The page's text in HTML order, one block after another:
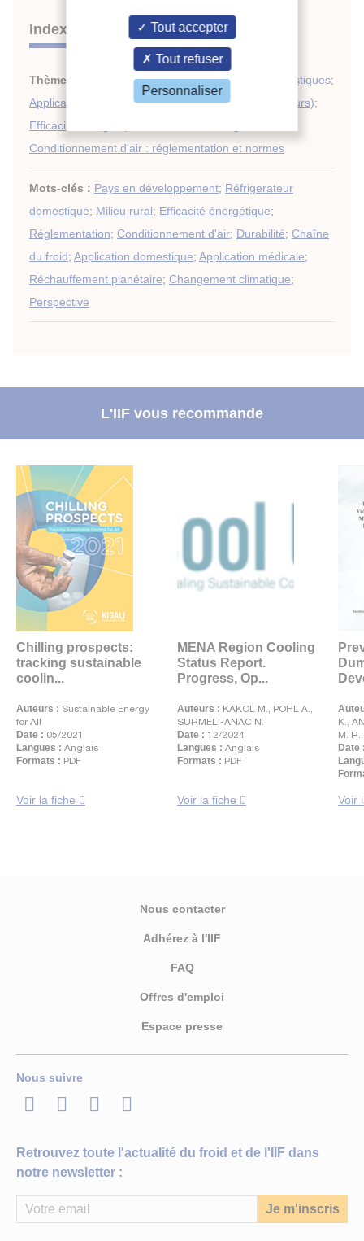
Indexation
Thèmes : Conditionnement d'air : économie et statistiques;
Applications domestiques (réfrigérateurs, congélateurs);
Efficacité energétique, économie d'énergie
Conditionnement d'air : réglementation et normes
Mots-clés : Pays en développement; Réfrigerateur
domestique; Milieu rural; Efficacité énergétique;
Réglementation; Conditionnement d'air; Durabilité; Chaîne
du froid; Application domestique; Application médicale;
Réchauffement planétaire; Changement climatique;
Perspective
L'IIF vous recommande
Chilling prospects:
tracking sustainable
coolin...
Auteurs : Sustainable Energy
for All
Date : 05/2021
Langues : Anglais
Formats : PDF
Voir la fiche
MENA Region Cooling
Status Report.
Progress, Op...
Auteurs : KAKOL M., POHL A.,
SURMELI-ANAC N.
Date : 12/2024
Langues : Anglais
Formats : PDF
Voir la fiche
K.,
M.
Date
Voir
Nous contacter
Adhérez à l'IIF
FAQ
Offres d'emploi
Espace presse
Nous suivre
LinkedIn
TwitterFacebook
Youtube
Retrouvez toute l'actualité du froid et de l'IIF dans
notre newsletter :
Tout accepter
Tout refuser
Personnaliser